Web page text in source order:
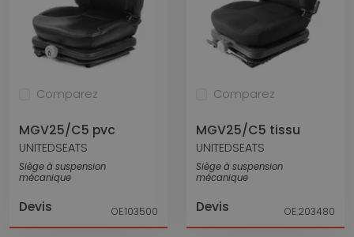
Comparez
MGV25/C5 pvc
UNITEDSEATS
Siège à suspension
mécanique
Devis OE.103500
Comparez
MGV25/C5 tissu
UNITEDSEATS
Siège à suspension
mécanique
Devis OE.203480